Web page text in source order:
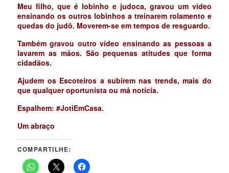
Meu filho, que é lobinho e judoca, gravou um vídeo
ensinando os outros lobinhos a treinarem rolamento e
quedas do judô. Moverem-se em tempos de resguardo.
Também gravou outro vídeo ensinando as pessoas a
lavarem as mãos. São pequenas atitudes que forma
cidadãos.
Ajudem os Escoteiros a subirem nas trends, mais do
que qualquer oportunista ou má notícia.
Espalhem: #JotiEmCasa.
Um abraço
COMPARTILHE: